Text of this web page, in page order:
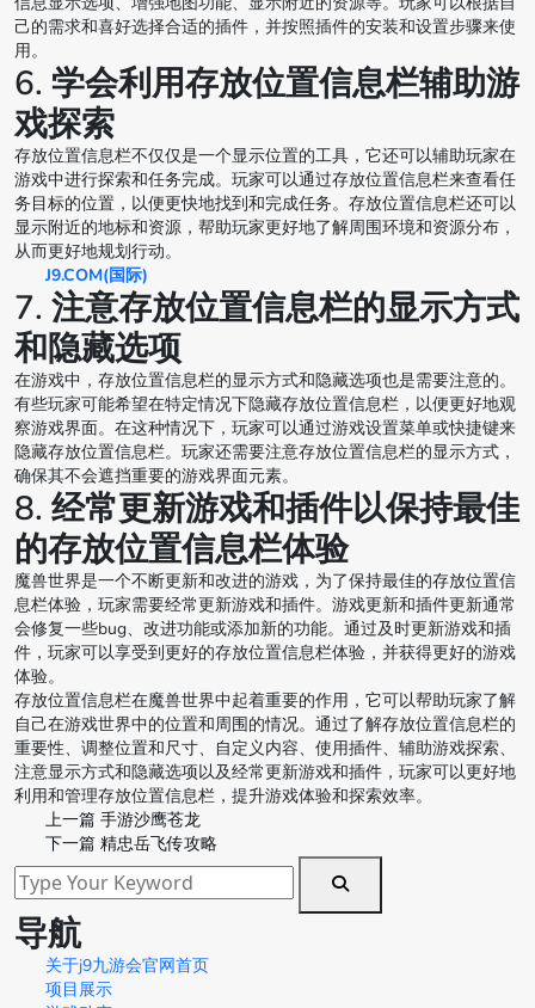
己的需求和喜好选择合适的插件，并按照插件的安装和设置步骤来使
用。
6. 学会利用存放位置信息栏辅助游
戏探索
存放位置信息栏不仅仅是一个显示位置的工具，它还可以辅助玩家在
游戏中进行探索和任务完成。玩家可以通过存放位置信息栏来查看任
务目标的位置，以便更快地找到和完成任务。存放位置信息栏还可以
显示附近的地标和资源，帮助玩家更好地了解周围环境和资源分布，
从而更好地规划行动。
J9.COM(国际)
7. 注意存放位置信息栏的显示方式
和隐藏选项
在游戏中，存放位置信息栏的显示方式和隐藏选项也是需要注意的。
有些玩家可能希望在特定情况下隐藏存放位置信息栏，以便更好地观
察游戏界面。在这种情况下，玩家可以通过游戏设置菜单或快捷键来
隐藏存放位置信息栏。玩家还需要注意存放位置信息栏的显示方式，
确保其不会遮挡重要的游戏界面元素。
8. 经常更新游戏和插件以保持最佳
的存放位置信息栏体验
魔兽世界是一个不断更新和改进的游戏，为了保持最佳的存放位置信
息栏体验，玩家需要经常更新游戏和插件。游戏更新和插件更新通常
会修复一些bug、改进功能或添加新的功能。通过及时更新游戏和插
件，玩家可以享受到更好的存放位置信息栏体验，并获得更好的游戏
体验。
存放位置信息栏在魔兽世界中起着重要的作用，它可以帮助玩家了解
自己在游戏世界中的位置和周围的情况。通过了解存放位置信息栏的
重要性、调整位置和尺寸、自定义内容、使用插件、辅助游戏探索、
注意显示方式和隐藏选项以及经常更新游戏和插件，玩家可以更好地
利用和管理存放位置信息栏，提升游戏体验和探索效率。
上一篇 手游沙鹰苍龙
下一篇 精忠岳飞传攻略
导航
关于j9九游会官网首页
项目展示